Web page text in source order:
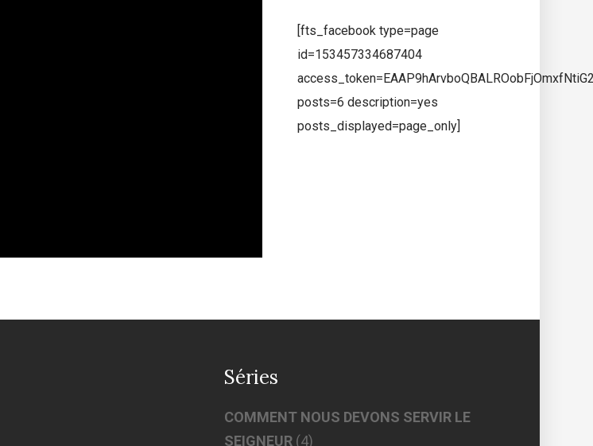
[fts_facebook type=page
id=153457334687404
posts=6 description=yes
posts_displayed=page_only]
Séries
COMMENT NOUS DEVONS SERVIR LE
SEIGNEUR(4)